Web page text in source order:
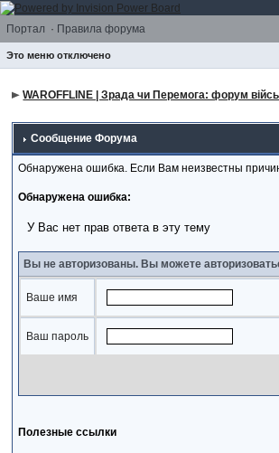
Портал · Правила форума
Это меню отключено
WAROFFLINE | Зрада чи Перемога: форум
Сообщение Форума
Обнаружена ошибка. Если Вам неизвестны
Обнаружена ошибка:
У Вас нет прав ответа в эту тему
Вы не авторизованы. Вы можете
Ваше имя
Ваш пароль
Полезные ссылки